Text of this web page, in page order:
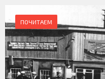
ПОЧИТАЕМ